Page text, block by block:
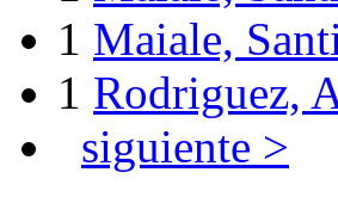
1 Maiale,
1 Rodriguez,
siguiente >